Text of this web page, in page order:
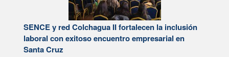
SENCE y red Colchagua II fortalecen la inclusión
laboral con exitoso encuentro empresarial en
Santa Cruz